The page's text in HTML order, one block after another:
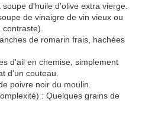
d'huile d'olive extra vierge.
de vinaigre de vin vieux ou
de romarin frais, hachées
d'ail en chemise, simplement
d'un couteau.
poivre noir du moulin.
: Quelques grains de